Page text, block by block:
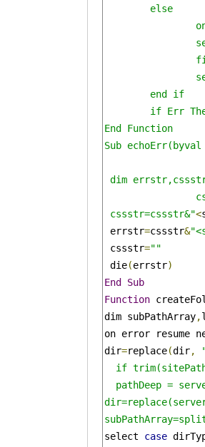
End Function
Sub
dim
cssstr=cssstr&"<
errstr=cssstr&
cssstr=""
die(errstr)
End
Sub
Function
dim subPathArray,
on error resume
dir=replace(dir,
if
pathDeep =
select case